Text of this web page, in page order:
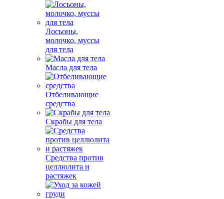
Лосьоны,
молочко, муссы
для тела
Масла для тела
Отбеливающие
средства
Скрабы для тела
Средства против
целлюлита и
растяжек